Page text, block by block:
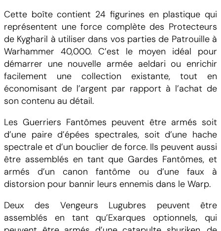
Cette boîte contient 24 figurines en plastique qui
représentent une force complète des Protecteurs
de Kygharil à utiliser dans vos parties de Patrouille à
Warhammer 40,000. C’est le moyen idéal pour
démarrer une nouvelle armée aeldari ou enrichir
facilement une collection existante, tout en
économisant de l’argent par rapport à l’achat de
son contenu au détail.
Les Guerriers Fantômes peuvent être armés soit
d’une paire d’épées spectrales, soit d’une hache
spectrale et d’un bouclier de force. Ils peuvent aussi
être assemblés en tant que Gardes Fantômes, et
armés d’un canon fantôme ou d’une faux à
distorsion pour bannir leurs ennemis dans le Warp.
Deux des Vengeurs Lugubres peuvent être
assemblés en tant qu’Exarques optionnels, qui